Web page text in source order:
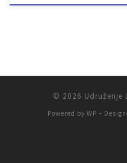
© 2026 Udruženje
Powered by WP –